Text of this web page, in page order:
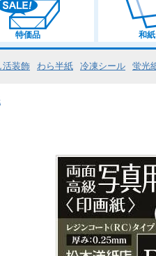
特価品 和
活装飾 わら半紙 冷凍シール 蛍光